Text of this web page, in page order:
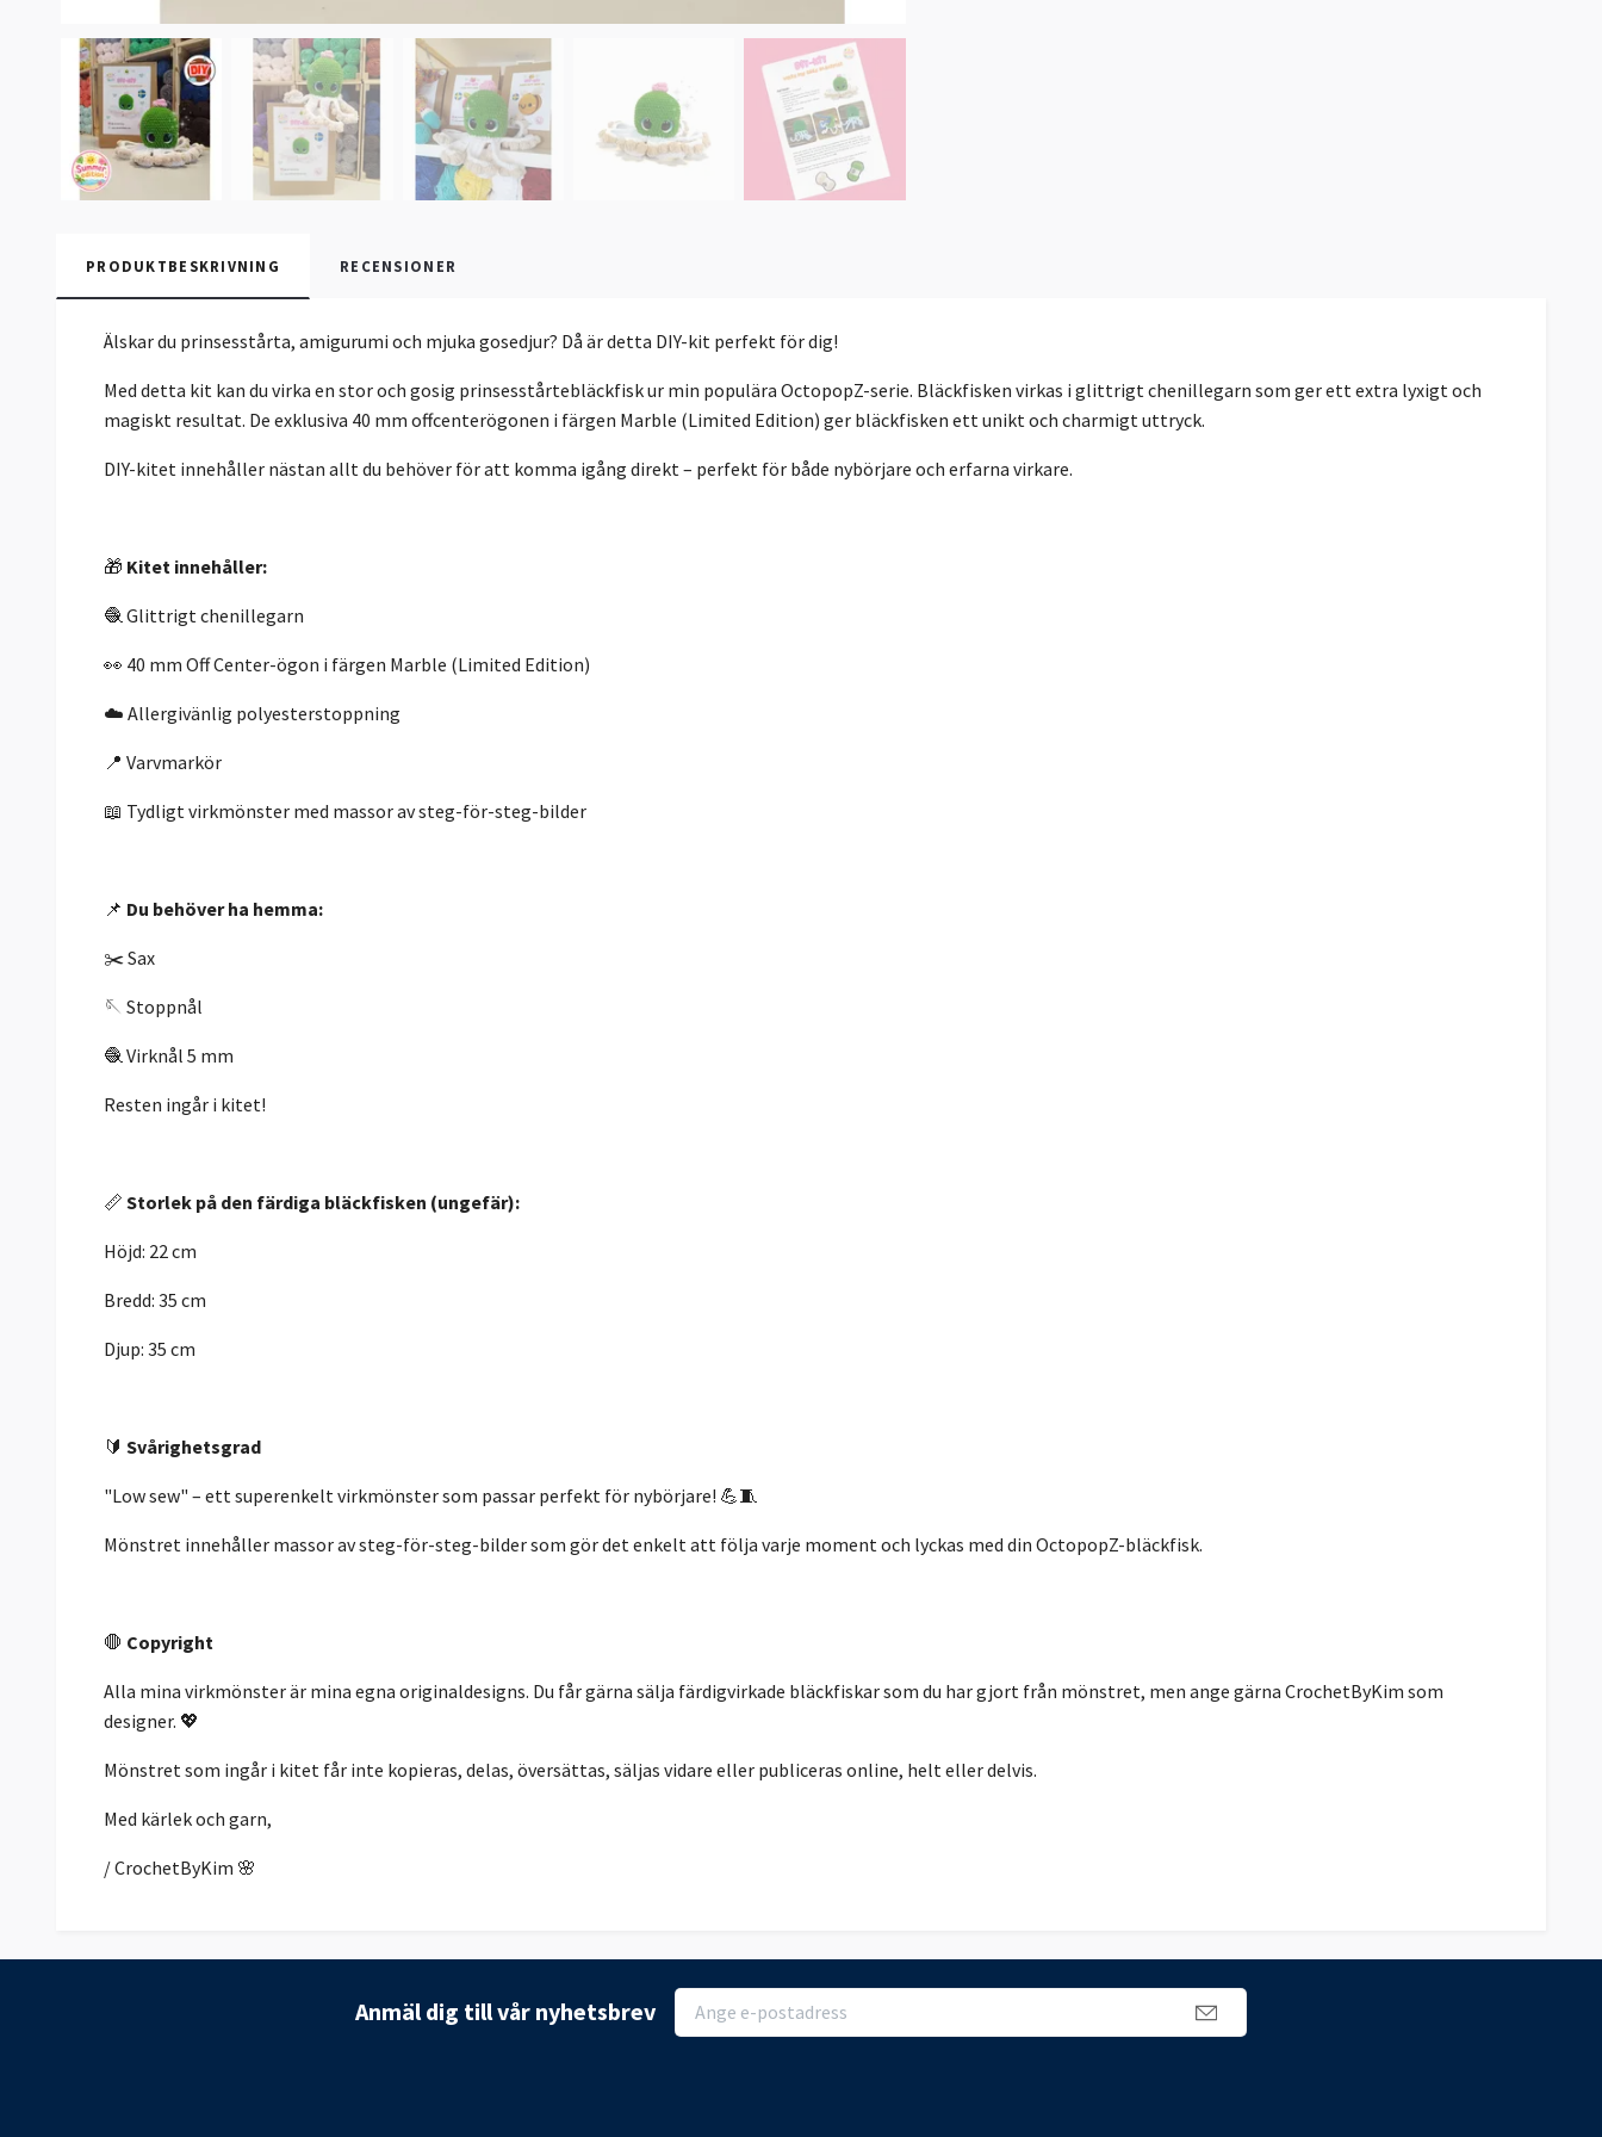
PRODUKTBESKRIVNING RECENSIONER
Älskar du prinsesstårta, amigurumi och mjuka gosedjur? Då är detta DIY-kit perfekt för dig!
Med detta kit kan du virka en stor och gosig prinsesstårtebläckfisk ur min populära OctopopZ-serie. Bläckfisken virkas i glittrigt chenillegarn som ger ett extra lyxigt och
magiskt resultat. De exklusiva 40 mm offcenterögonen i färgen Marble (Limited Edition) ger bläckfisken ett unikt och charmigt uttryck.
DIY-kitet innehåller nästan allt du behöver för att komma igång direkt – perfekt för både nybörjare och erfarna virkare.
🎁 Kitet innehåller:
🧶 Glittrigt chenillegarn
👀 40 mm Off Center-ögon i färgen Marble (Limited Edition)
☁️ Allergivänlig polyesterstoppning
📍 Varvmarkör
📖 Tydligt virkmönster med massor av steg-för-steg-bilder
📌 Du behöver ha hemma:
✂️ Sax
🪡 Stoppnål
🧶 Virknål 5 mm
Resten ingår i kitet!
📏 Storlek på den färdiga bläckfisken (ungefär):
Höjd: 22 cm
Bredd: 35 cm
Djup: 35 cm
🔰 Svårighetsgrad
"Low sew" – ett superenkelt virkmönster som passar perfekt för nybörjare! 💪🧵
Mönstret innehåller massor av steg-för-steg-bilder som gör det enkelt att följa varje moment och lyckas med din OctopopZ-bläckfisk.
🛑 Copyright
Alla mina virkmönster är mina egna originaldesigns. Du får gärna sälja färdigvirkade bläckfiskar som du har gjort från mönstret, men ange gärna CrochetByKim som
designer. 💖
Mönstret som ingår i kitet får inte kopieras, delas, översättas, säljas vidare eller publiceras online, helt eller delvis.
Med kärlek och garn,
/ CrochetByKim 🌸
Anmäl dig till vår nyhetsbrev